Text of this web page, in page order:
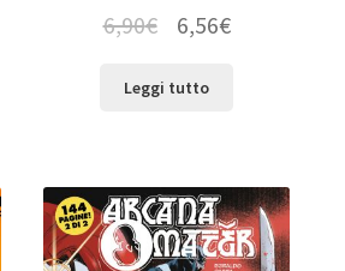
6,90€ 6,56€
Leggi tutto